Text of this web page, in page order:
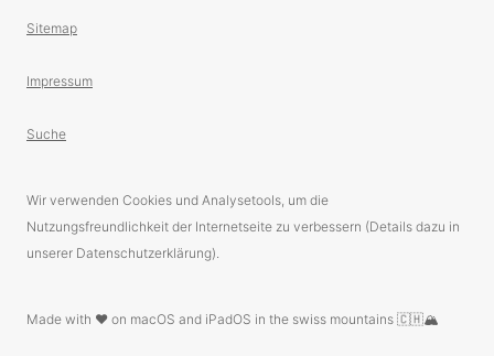
Sitemap
Impressum
Suche
Wir verwenden Cookies und Analysetools, um die
Nutzungsfreundlichkeit der Internetseite zu verbessern (Details dazu in
unserer Datenschutzerklärung).
Made with ❤️ on macOS and iPadOS in the swiss mountains 🇨🇭🏔